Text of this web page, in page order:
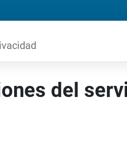
del